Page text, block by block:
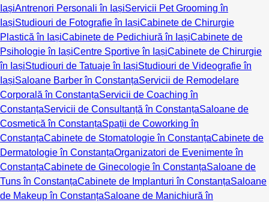
IașiAntrenori Personali în IașiServicii Pet Grooming în
IașiStudiouri de Fotografie în IașiCabinete de Chirurgie
Plastică în IașiCabinete de Pedichiură în IașiCabinete de
Psihologie în IașiCentre Sportive în IașiCabinete de Chirurgie
în IașiStudiouri de Tatuaje în IașiStudiouri de Videografie în
IașiSaloane Barber în ConstanțaServicii de Remodelare
Corporală în ConstanțaServicii de Coaching în
ConstanțaServicii de Consultanță în ConstanțaSaloane de
Cosmetică în ConstanțaSpații de Coworking în
ConstanțaCabinete de Stomatologie în ConstanțaCabinete de
Dermatologie în ConstanțaOrganizatori de Evenimente în
ConstanțaCabinete de Ginecologie în ConstanțaSaloane de
Tuns în ConstanțaCabinete de Implanturi în ConstanțaSaloane
de Makeup în ConstanțaSaloane de Manichiură în